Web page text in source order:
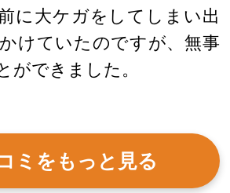
に大ケガをしてしまい出
けていたのですが、無事
ができました。
ミをもっと見る